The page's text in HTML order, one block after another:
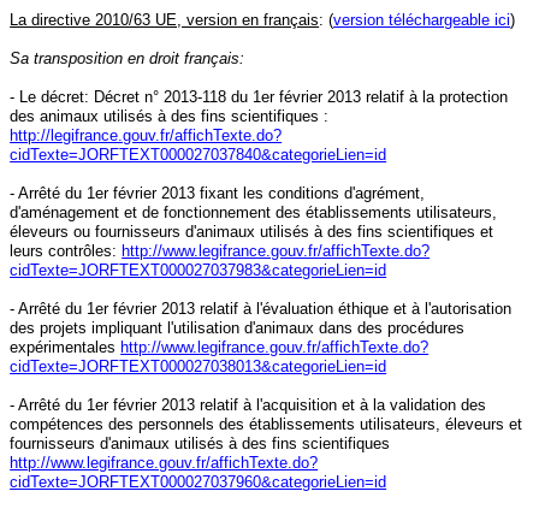
La directive 2010/63 UE, version en français: (version téléchargeable ici)
Sa transposition en droit français:
- Le décret: Décret n° 2013-118 du 1er février 2013 relatif à la protection
des animaux utilisés à des fins scientifiques :
http://legifrance.gouv.fr/affichTexte.do?
cidTexte=JORFTEXT000027037840&categorieLien=id
- Arrêté du 1er février 2013 fixant les conditions d'agrément,
d'aménagement et de fonctionnement des établissements utilisateurs,
éleveurs ou fournisseurs d'animaux utilisés à des fins scientifiques et
leurs contrôles:http://www.legifrance.gouv.fr/affichTexte.do?
cidTexte=JORFTEXT000027037983&categorieLien=id
- Arrêté du 1er février 2013 relatif à l'évaluation éthique et à l'autorisation
des projets impliquant l'utilisation d'animaux dans des procédures
expérimentaleshttp://www.legifrance.gouv.fr/affichTexte.do?
cidTexte=JORFTEXT000027038013&categorieLien=id
- Arrêté du 1er février 2013 relatif à l'acquisition et à la validation des
compétences des personnels des établissements utilisateurs, éleveurs et
fournisseurs d'animaux utilisés à des fins scientifiques
http://www.legifrance.gouv.fr/affichTexte.do?
cidTexte=JORFTEXT000027037960&categorieLien=id